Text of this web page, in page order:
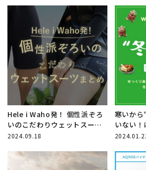
Hele i Waho発！ 個性派ぞろ
いのこだわりウェットスーツ
まとめ
2024.09.18
寒いから
いない
ング【沖